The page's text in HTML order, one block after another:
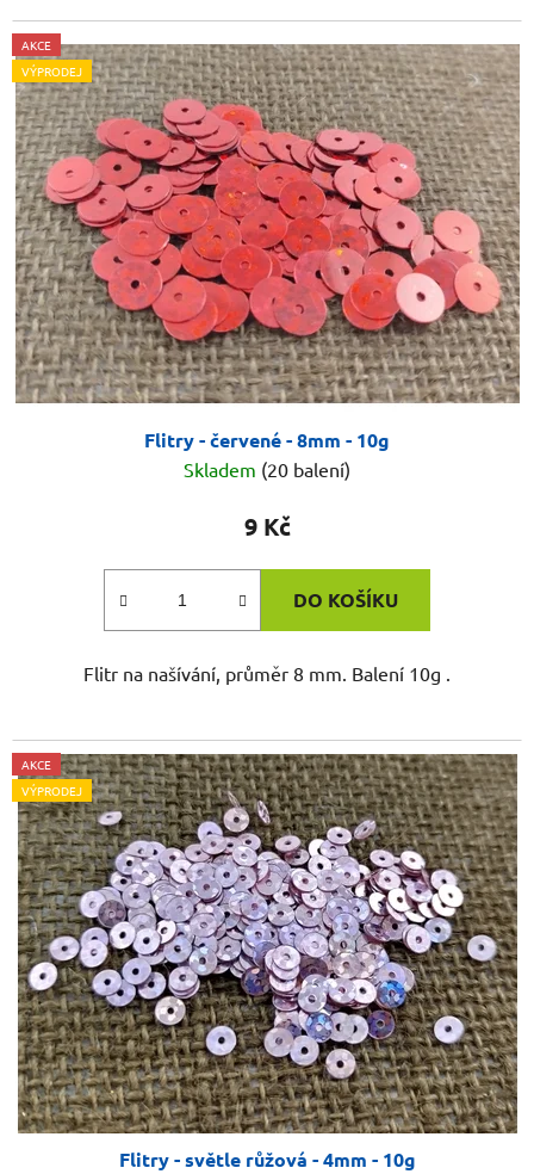
AKCE
VÝPRODEJ
Flitry - červené - 8mm - 10g
Skladem (20 balení)
9 Kč
DO KOŠÍKU
Flitr na našívání, průměr 8 mm. Balení 10g .
AKCE
VÝPRODEJ
Flitry - světle růžová - 4mm - 10g